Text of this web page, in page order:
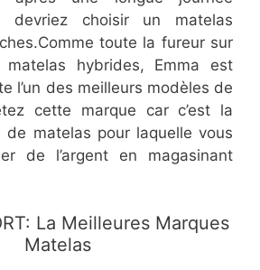
devriez choisir un matelas
toute la fureur sur
hybrides, Emma est
l’un des meilleurs modèles de
cette marque car c’est la
de matelas pour laquelle vous
de l’argent en magasinant
La Meilleures Marques
Matelas